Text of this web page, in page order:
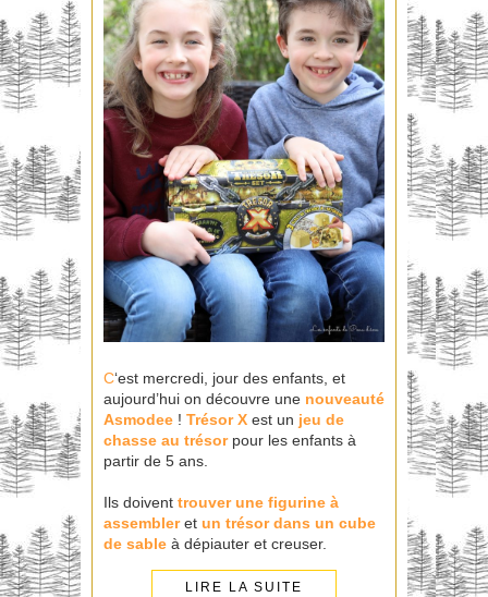
C‘est mercredi, jour des enfants, et
aujourd’hui on découvre une nouveauté
Asmodee ! Trésor X est un jeu de
chasse au trésorpour les enfants à
partir de 5 ans.
Ils doivent trouver une figurine à
assembleret un trésor dans un cube
de sable à dépiauter et creuser.
LIRE LA SUITE